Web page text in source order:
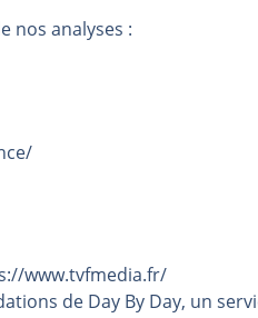
nos analyses :
www.tvfmedia.fr/
de Day By Day, un